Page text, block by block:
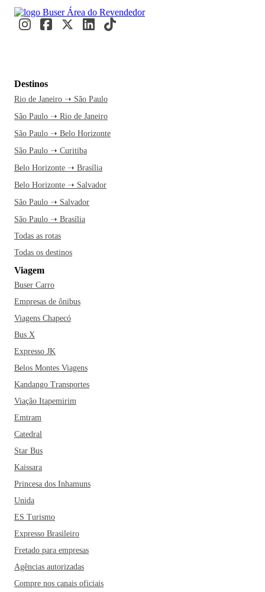
Destinos
Rio de Janeiro ➝ São Paulo
São Paulo ➝ Rio de Janeiro
São Paulo ➝ Belo Horizonte
São Paulo ➝ Curitiba
Belo Horizonte ➝ Brasília
Belo Horizonte ➝ Salvador
São Paulo ➝ Salvador
São Paulo ➝ Brasília
Todas as rotas
Todas os destinos
Viagem
Buser Carro
Empresas de ônibus
Viagens Chapecó
Bus X
Expresso JK
Belos Montes Viagens
Kandango Transportes
Viação Itapemirim
Emtram
Catedral
Star Bus
Kaissara
Princesa dos Inhamuns
Unida
ES Turismo
Expresso Brasileiro
Fretado para empresas
Agências autorizadas
Compre nos canais oficiais